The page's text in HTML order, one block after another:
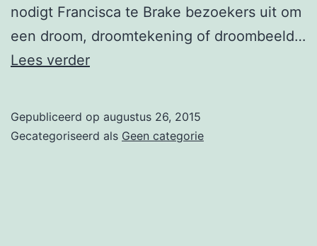
nodigt Francisca te Brake bezoekers uit om
een droom, droomtekening of droombeeld…
Lees verderCreative
atelierroute
Gepubliceerd op augustus 26, 2015
Gecategoriseerd als Geen categorie